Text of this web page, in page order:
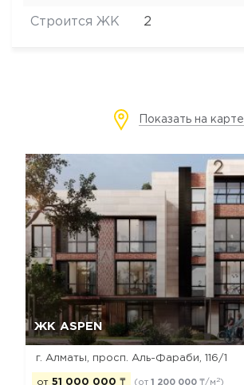
Строится ЖК 2
Показать на карте
ЖК ASPEN
г. Алматы, просп. Аль-Фараби, 116/1
от 51 000 000 ₸ (от 1 200 000 ₸/м 2)
Отмена